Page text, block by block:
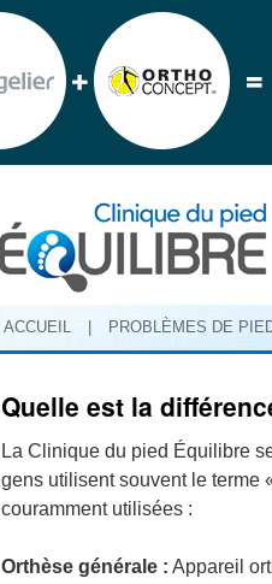
ACCUEIL PROBLÈMES DE
Quelle est la
La Clinique du pied Équilibre
gens utilisent souvent le terme
couramment utilisées :
Orthèse générale : Appareil